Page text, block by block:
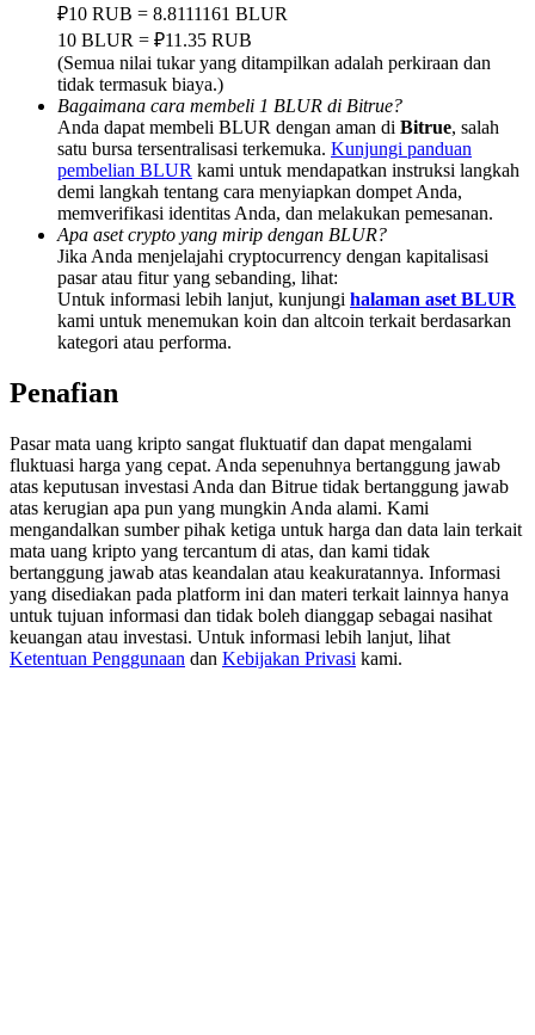
Deposit & Trade BTC to Share 25000 USDT prize pool!
Deposit CASHCAT & Win
Share 500000 CASHCAT prize pool
Exclusive for BitMart Users
Register & Trade to Win 500,000 USDT
Precious Metals Trading Carnival
Trade Gold & Silver · 33,333 USDT Bonus
USDT New User Exclusive 10% APR
USDT Flexible Staking | Daily Rewards
₽10 RUB = 8.8111161 BLUR
10 BLUR = ₽11.35 RUB
(Semua nilai tukar yang ditampilkan adalah perkiraan dan
tidak termasuk biaya.)
Bagaimana cara membeli 1 BLUR di Bitrue?
Anda dapat membeli BLUR dengan aman di Bitrue, salah
satu bursa tersentralisasi terkemuka. Kunjungi panduan
pembelian BLUR kami untuk mendapatkan instruksi langkah
demi langkah tentang cara menyiapkan dompet Anda,
memverifikasi identitas Anda, dan melakukan pemesanan.
Apa aset crypto yang mirip dengan BLUR?
Jika Anda menjelajahi cryptocurrency dengan kapitalisasi
pasar atau fitur yang sebanding, lihat:
Untuk informasi lebih lanjut, kunjungi halaman aset BLUR
kami untuk menemukan koin dan altcoin terkait berdasarkan
kategori atau performa.
Penafian
Pasar mata uang kripto sangat fluktuatif dan dapat mengalami
fluktuasi harga yang cepat. Anda sepenuhnya bertanggung jawab
atas keputusan investasi Anda dan Bitrue tidak bertanggung jawab
atas kerugian apa pun yang mungkin Anda alami. Kami
mengandalkan sumber pihak ketiga untuk harga dan data lain terkait
mata uang kripto yang tercantum di atas, dan kami tidak
bertanggung jawab atas keandalan atau keakuratannya. Informasi
yang disediakan pada platform ini dan materi terkait lainnya hanya
untuk tujuan informasi dan tidak boleh dianggap sebagai nasihat
keuangan atau investasi. Untuk informasi lebih lanjut, lihat
Ketentuan Penggunaan dan Kebijakan Privasi kami.